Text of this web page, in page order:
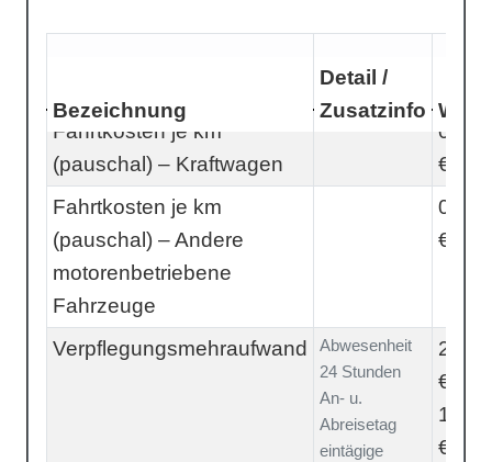
Bezeichnung
Detail /
Zusatzinfo Wert
Fahrtkosten je km
(pauschal) – Kraftwagen
0,30
€
Fahrtkosten je km
(pauschal) – Andere
motorenbetriebene
Fahrzeuge
0,20
€
Verpflegungsmehraufwand
Abwesenheit
24 Stunden
An- u.
Abreisetag
eintägige
28,00
€
14,00
€